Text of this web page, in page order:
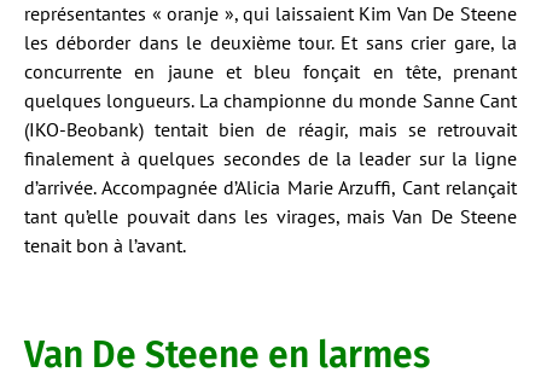
représentantes « oranje », qui laissaient Kim Van De Steene
les déborder dans le deuxième tour. Et sans crier gare, la
concurrente en jaune et bleu fonçait en tête, prenant
quelques longueurs. La championne du monde Sanne Cant
(IKO-Beobank) tentait bien de réagir, mais se retrouvait
finalement à quelques secondes de la leader sur la ligne
d’arrivée. Accompagnée d’Alicia Marie Arzuffi, Cant relançait
tant qu’elle pouvait dans les virages, mais Van De Steene
tenait bon à l’avant.
Van De Steene en larmes